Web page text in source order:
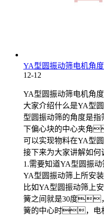
YA型圆振动筛电机角
12-12
YA型圆振动筛电机角
大家介绍什么是YA型
型圆振动筛的角度是
下偏心块的中心夹角
可以实现物料在YA型
接下来为大家讲解如
1.需要知道YA型圆振
YA型圆振动筛上所安
比如YA型圆振动筛上
簧之间就是30度
簧的中心时，电